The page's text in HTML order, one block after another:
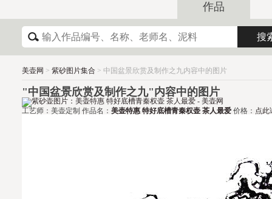
作品
美壶网 > 紫砂图片集合 > 中国盆景欣赏及制作之九内容中的图片
"中国盆景欣赏及制作之九"内容中的图片
工艺师：美壶定制 作品名： 美壶特惠 特好底槽青秦权壶 茶人最爱 价格： 点此